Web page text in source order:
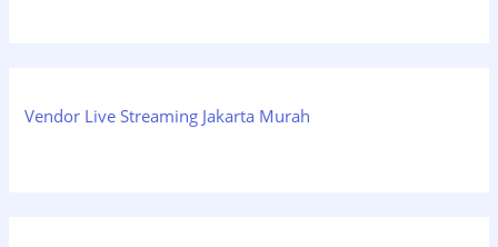
Vendor Live Streaming Jakarta Murah